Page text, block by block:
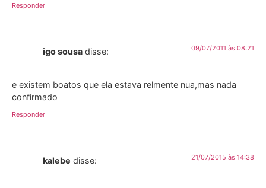
Responder
igo sousa disse: 09/07/2011 às 08:21
e existem boatos que ela estava relmente nua,mas nada
confirmado
Responder
kalebe disse: 21/07/2015 às 14:38